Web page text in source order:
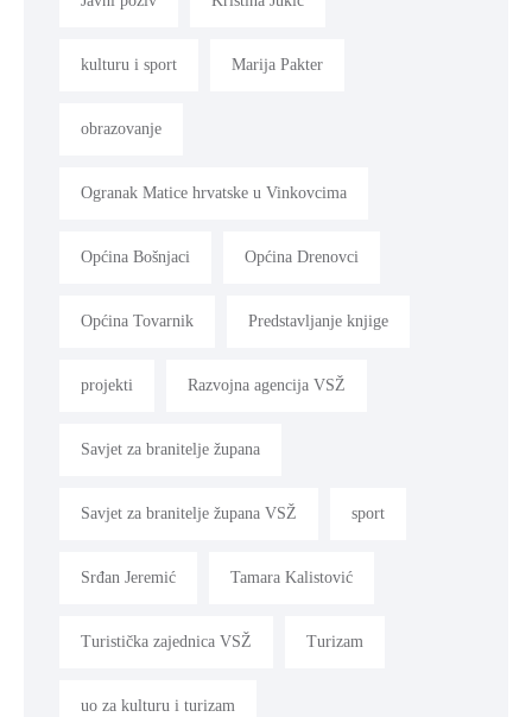
kulturu i sport Marija Pakter
obrazovanje
Ogranak Matice hrvatske u Vinkovcima
Općina Bošnjaci Općina Drenovci
Općina Tovarnik Predstavljanje knjige
projekti Razvojna agencija VSŽ
Savjet za branitelje župana
Savjet za branitelje župana VSŽ sport
Srđan Jeremić Tamara Kalistović
Turistička zajednica VSŽ Turizam
uo za kulturu i turizam